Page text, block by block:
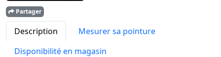
Partager
Description
Mesurer sa pointure
Disponibilité en magasin